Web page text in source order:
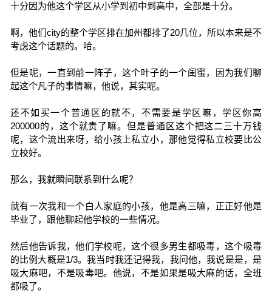
十分因为他这个学区从小学到初中到高中，全部是十分。
啊，他们city的整个学区排在加州都排了20几位，所以本来是不
考虑这个话题的。哈。
但是呢，一直到前一阵子，这个叶子的一个闺蜜，因为我们聊
起这个凡子的事情嘛，他说，其实呢。
还不如买一个普通区的就不，不需要是学区嘛，学区你高
200000的，这个就贵了嘛。但是普通区这个把这二三十万钱
呢，这个流出来呀，给小孩上私立小，那他觉得私立校要比公
立校好。
那么，我就瞬间联系到什么呢？
就有一次我和一个白人家庭的小孩，他是高三嘛，正正好他是
毕业了，跟他聊起他学校的一些情况。
然后他告诉我，他们学校呢，这个很多男生都吸毒，这个吸毒
的比例大概是1/3。我当时我还记得我，我问他，我说是是，是
吸大麻吧，不是吸毒吧。他说，不是如果是吸大麻的话，全班
都吸了。